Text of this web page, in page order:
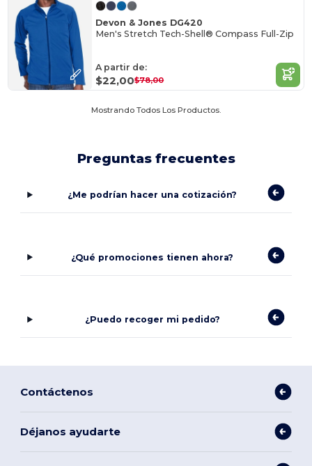
Devon & Jones DG420
Men's Stretch Tech-Shell® Compass Full-Zip
A partir de:
$22,00$78,00
Mostrando Todos Los Productos.
Preguntas frecuentes
¿Me podrían hacer una cotización?
¿Qué promociones tienen ahora?
¿Puedo recoger mi pedido?
Contáctenos
Déjanos ayudarte